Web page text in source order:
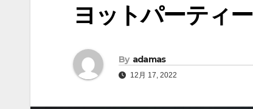
ヨットパーティー
By adamas
12月 17, 2022